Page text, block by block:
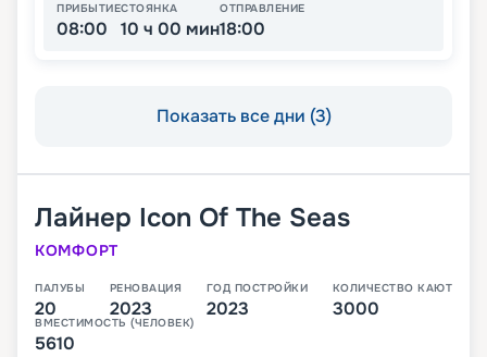
ПРИБЫТИЕ
08:00
СТОЯНКА
10 ч 00 мин
ОТПРАВЛЕНИЕ
18:00
Показать все дни (3)
Лайнер Icon Of The Seas
КОМФОРТ
ПАЛУБЫ
20
РЕНОВАЦИЯ
2023
ГОД ПОСТРОЙКИ
2023
КОЛИЧЕСТВО КАЮТ
3000
ВМЕСТИМОСТЬ (ЧЕЛОВЕК)
5610